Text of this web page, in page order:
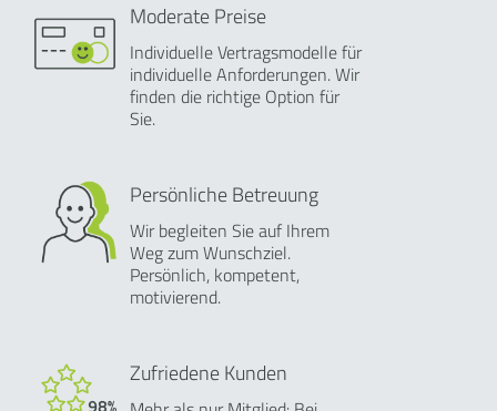
Moderate Preise
Individuelle Vertragsmodelle für
individuelle Anforderungen. Wir
finden die richtige Option für
Sie.
Persönliche Betreuung
Wir begleiten Sie auf Ihrem
Weg zum Wunschziel.
Persönlich, kompetent,
motivierend.
Zufriedene Kunden